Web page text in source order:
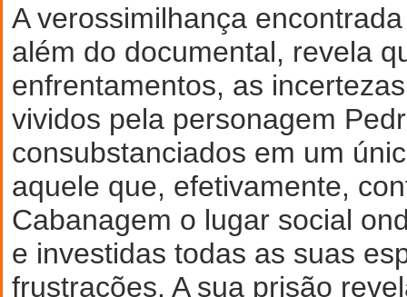
A verossimilhança
além do documental, revela
enfrentamentos, as
vividos pela personagem
consubstanciados em um
aquele que, efetivamente,
Cabanagem o lugar social
e investidas todas as suas
frustrações. A sua prisão